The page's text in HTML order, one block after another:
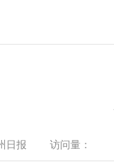
日报 访问量：